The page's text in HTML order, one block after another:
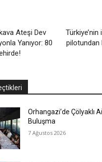
Ateşi Dev
Yanıyor: 80
Türkiye’nin
pilotundan
Orhangazi’de Çölyaklı
Buluşma
7 Ağustos 2026